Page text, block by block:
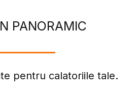
PANORAMIC
pentru calatoriile tale.